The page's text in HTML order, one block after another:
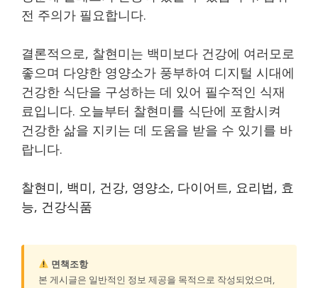
전 주의가 필요합니다.
결론적으로, 찰현미는 백미보다 건강에 여러모로
좋으며 다양한 영양소가 풍부하여 디지털 시대에
건강한 식단을 구성하는 데 있어 필수적인 식재
료입니다. 오늘부터 찰현미를 식단에 포함시켜
건강한 삶을 지키는 데 도움을 받을 수 있기를 바
랍니다.
찰현미, 백미, 건강, 영양소, 다이어트, 요리법, 효
능, 건강식품
면책조항
본 게시글은 일반적인 정보 제공을 목적으로 작성되었으며,